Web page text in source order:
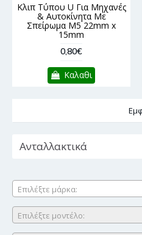
Κλιπ Τύπου U Για Μηχανές
& Αυτοκίνητα Με
Σπείρωμα M5 22mm x
15mm
0,80€
Καλαθι
Ανταλλακτικά
Επιλέξτε μάρκα:
Επιλέξτε μοντέλο: